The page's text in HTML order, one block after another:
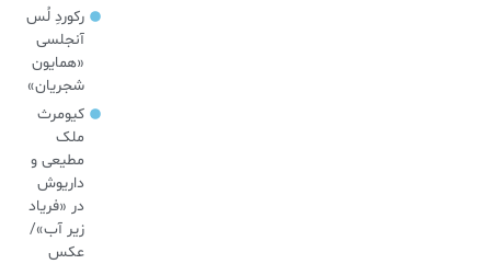
رکوردِ لُس
آنجلسی
«همایون
شجریان»
کیومرث
ملک
مطیعی و
داریوش
در «فریاد
زیر آب»/
عکس